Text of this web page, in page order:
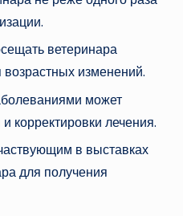
ветеринара
изменений.
может
корректировки лечения.
в выставках
для получения